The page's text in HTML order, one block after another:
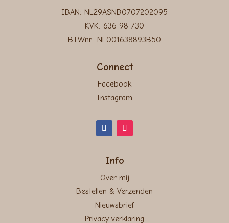
IBAN: NL29ASNB0707202095
KVK: 636 98 730
BTWnr.: NL001638893B50
Connect
Facebook
Instagram
Info
Over mij
Bestellen & Verzenden
Nieuwsbrief
Privacy verklaring